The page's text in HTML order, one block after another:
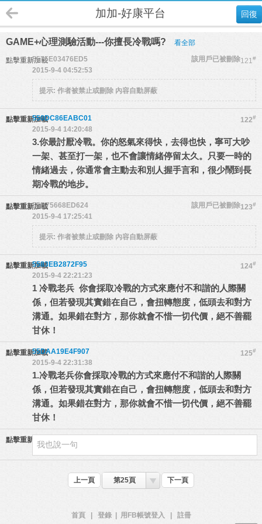
回復
加加-好康平台
GAME+心理測驗活動---你擅長冷戰嗎? 看全部
點擊重新加載 121#
5575E03476ED5
該用戶已被刪除
2015-9-4 04:52:53
提示: 作者被禁止或刪除 內容自動屏蔽
點擊重新加載 122#
550DC86EABC01
2015-9-4 14:20:48
3.你最討厭冷戰。你的怒氣來得快，去得也快，寧可大吵
一架、甚至打一架，也不會讓情緒停留太久。只要一時的
情緒過去，你通常會主動去和別人握手言和，很少鬧到長
期冷戰的地步。
點擊重新加載 123#
55B75668ED624
該用戶已被刪除
2015-9-4 17:25:41
提示: 作者被禁止或刪除 內容自動屏蔽
點擊重新加載 124#
5583EB2872F95
2015-9-4 22:21:23
1 冷戰老兵 你會採取冷戰的方式來應付不和諧的人際關
係，但若發現其實錯在自己，會扭轉態度，低頭去和對方
溝通。如果錯在對方，那你就會不惜一切代價，絕不善罷
甘休！
點擊重新加載 125#
55DAA19E4F907
2015-9-4 22:31:38
1.冷戰老兵你會採取冷戰的方式來應付不和諧的人際關
係，但若發現其實錯在自己，會扭轉態度，低頭去和對方
溝通。如果錯在對方，那你就會不惜一切代價，絕不善罷
甘休！
點擊重新加載
上一頁 第25頁 下一頁
首頁 登錄 用FB帳號登入 註冊